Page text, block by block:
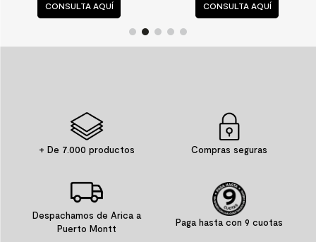
CONSULTA AQUÍ CONSULTA AQUÍ
+ De 7.000 productos Compras seguras
Despachamos de Arica a
Puerto Montt
Paga hasta con 9 cuotas